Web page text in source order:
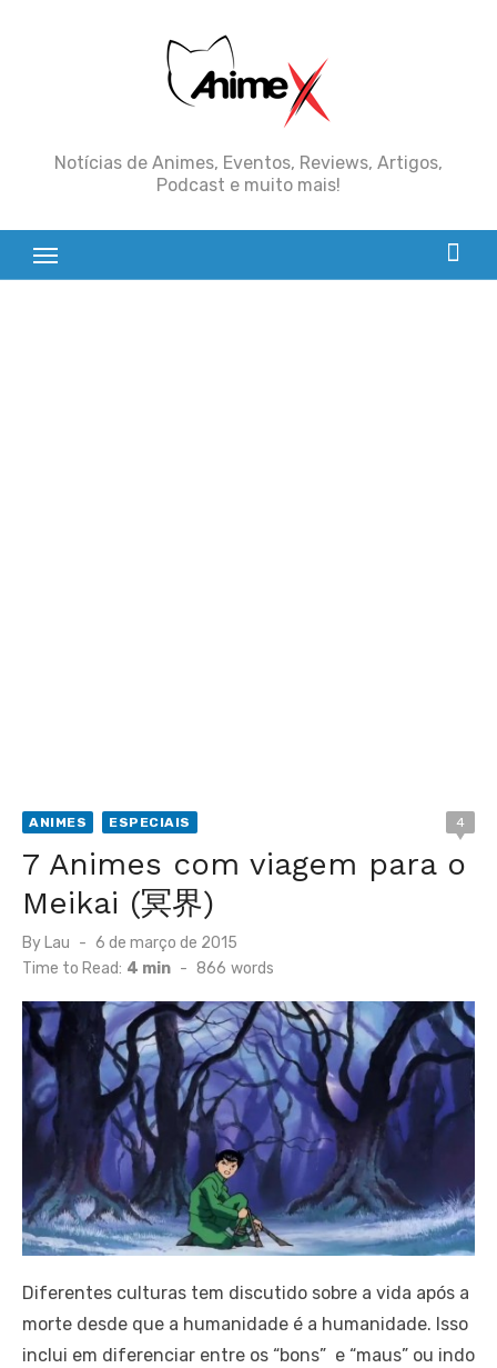
Notícias de Animes, Eventos, Reviews, Artigos,
Podcast e muito mais!
ANIMES ESPECIAIS 4
7 Animes com viagem para o
Meikai (冥界)
By Lau
Posted
on
6 de março de 2015
Time to Read: 4 min - 866 words
Diferentes culturas tem discutido sobre a vida após a
morte desde que a humanidade é a humanidade. Isso
inclui em diferenciar entre os “bons” e “maus” ou indo